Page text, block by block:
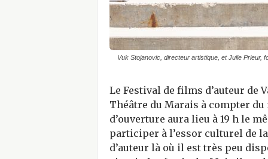
Vuk Stojanovic, directeur artistique, et Julie Prieur,
Le Festival de films d’auteur de
Théâtre du Marais à compter
d’ouverture aura lieu à 19 h le
participer à l’essor culturel de
d’auteur là où il est très peu